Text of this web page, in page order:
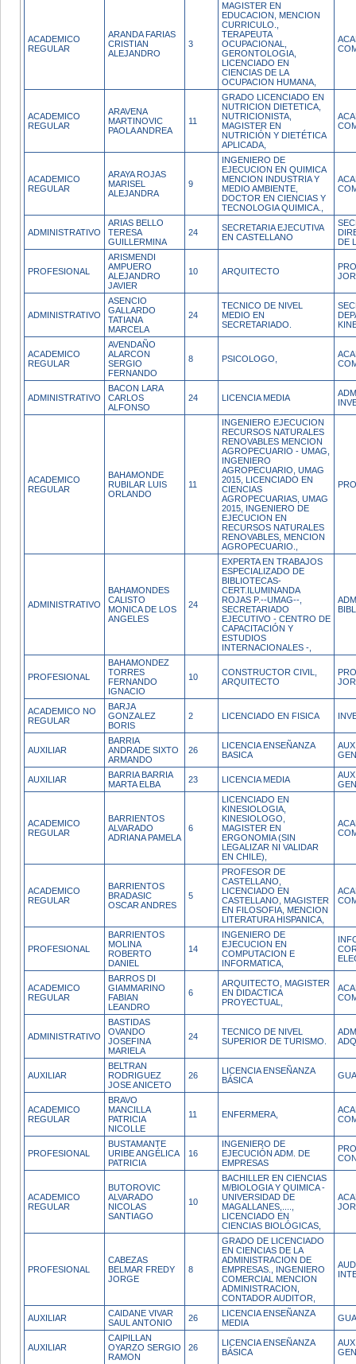
ACADEMICO
REGULAR
ARANDA FARIAS
CRISTIAN
ALEJANDRO
3
MAGISTER EN
EDUCACION, MENCION
CURRICULO.,
TERAPEUTA
OCUPACIONAL,
GERONTOLOGIA,
LICENCIADO EN
CIENCIAS DE LA
OCUPACION HUMANA,
ACADEMICO
REGULAR
ARAVENA
MARTINOVIC
PAOLA ANDREA
11
GRADO LICENCIADO EN
NUTRICION DIETETICA,
NUTRICIONISTA,
MAGISTER EN
NUTRICIÓN Y DIETÉTICA
APLICADA,
ACADEMICO
REGULAR
ARAYA ROJAS
MARISEL
ALEJANDRA
9
INGENIERO DE
EJECUCION EN QUIMICA
MENCION INDUSTRIA Y
MEDIO AMBIENTE,
DOCTOR EN CIENCIAS Y
TECNOLOGIA QUIMICA.,
ADMINISTRATIVO
ARIAS BELLO
TERESA
GUILLERMINA
24
SECRETARIA EJECUTIVA
EN CASTELLANO
DE
PROFESIONAL
ARISMENDI
AMPUERO
ALEJANDRO
JAVIER
10 ARQUITECTO
ADMINISTRATIVO
ASENCIO
GALLARDO
TATIANA
MARCELA
24
TECNICO DE NIVEL
MEDIO EN
SECRETARIADO.
ACADEMICO
REGULAR
AVENDAÑO
ALARCON
SERGIO
FERNANDO
8 PSICOLOGO,
ADMINISTRATIVO
BACON LARA
CARLOS
ALFONSO
24 LICENCIA MEDIA
ACADEMICO
REGULAR
BAHAMONDE
RUBILAR LUIS
ORLANDO
11
INGENIERO EJECUCION
RECURSOS NATURALES
RENOVABLES MENCION
AGROPECUARIO - UMAG,
INGENIERO
AGROPECUARIO, UMAG
2015, LICENCIADO EN
CIENCIAS
AGROPECUARIAS, UMAG
2015, INGENIERO DE
EJECUCION EN
RECURSOS NATURALES
RENOVABLES, MENCION
AGROPECUARIO.,
ADMINISTRATIVO
BAHAMONDES
CALISTO
MONICA DE LOS
ANGELES
24
EXPERTA EN TRABAJOS
ESPECIALIZADO DE
BIBLIOTECAS-
CERT.ILUMINANDA
ROJAS P.--UMAG--,
SECRETARIADO
EJECUTIVO - CENTRO DE
CAPACITACIÓN Y
ESTUDIOS
INTERNACIONALES -,
PROFESIONAL
BAHAMONDEZ
TORRES
FERNANDO
IGNACIO
10
CONSTRUCTOR CIVIL,
ARQUITECTO
ACADEMICO NO
REGULAR
BARJA
GONZALEZ
BORIS
2 LICENCIADO EN FISICA
AUXILIAR
BARRIA
ANDRADE SIXTO
ARMANDO
26
LICENCIA ENSEÑANZA
BASICA
AUXILIAR
BARRIA BARRIA
MARTA ELBA
23 LICENCIA MEDIA
ACADEMICO
REGULAR
BARRIENTOS
ALVARADO
ADRIANA PAMELA
6
LICENCIADO EN
KINESIOLOGIA,
KINESIOLOGO,
MAGISTER EN
ERGONOMIA (SIN
LEGALIZAR NI VALIDAR
EN CHILE),
ACADEMICO
REGULAR
BARRIENTOS
BRADASIC
OSCAR ANDRES
5
PROFESOR DE
CASTELLANO,
LICENCIADO EN
CASTELLANO, MAGISTER
EN FILOSOFIA, MENCION
LITERATURA HISPANICA,
PROFESIONAL
BARRIENTOS
MOLINA
ROBERTO
DANIEL
14
INGENIERO DE
EJECUCION EN
COMPUTACION E
INFORMATICA,
ACADEMICO
REGULAR
BARROS DI
GIAMMARINO
FABIAN
LEANDRO
6
ARQUITECTO, MAGISTER
EN DIDACTICA
PROYECTUAL,
ADMINISTRATIVO
BASTIDAS
OVANDO
JOSEFINA
MARIELA
24
TECNICO DE NIVEL
SUPERIOR DE TURISMO.
AUXILIAR
BELTRAN
RODRIGUEZ
JOSE ANICETO
26
LICENCIA ENSEÑANZA
BÁSICA
ACADEMICO
REGULAR
BRAVO
MANCILLA
PATRICIA
NICOLLE
11 ENFERMERA,
PROFESIONAL
BUSTAMANTE
URIBE ANGÉLICA
PATRICIA
16
INGENIERO DE
EJECUCIÓN ADM. DE
EMPRESAS
ACADEMICO
REGULAR
BUTOROVIC
ALVARADO
NICOLAS
SANTIAGO
10
BACHILLER EN CIENCIAS
M/BIOLOGIA Y QUIMICA -
UNIVERSIDAD DE
MAGALLANES,....,
LICENCIADO EN
CIENCIAS BIOLÓGICAS,
PROFESIONAL
CABEZAS
BELMAR FREDY
JORGE
8
GRADO DE LICENCIADO
EN CIENCIAS DE LA
ADMINISTRACION DE
EMPRESAS., INGENIERO
COMERCIAL MENCION
ADMINISTRACION,
CONTADOR AUDITOR,
AUXILIAR
CAIDANE VIVAR
SAUL ANTONIO
26
LICENCIA ENSEÑANZA
MEDIA
AUXILIAR
CAIPILLAN
OYARZO SERGIO
RAMON
26
LICENCIA ENSEÑANZA
BÁSICA